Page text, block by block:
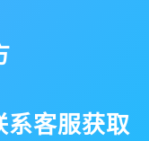
系客服获取